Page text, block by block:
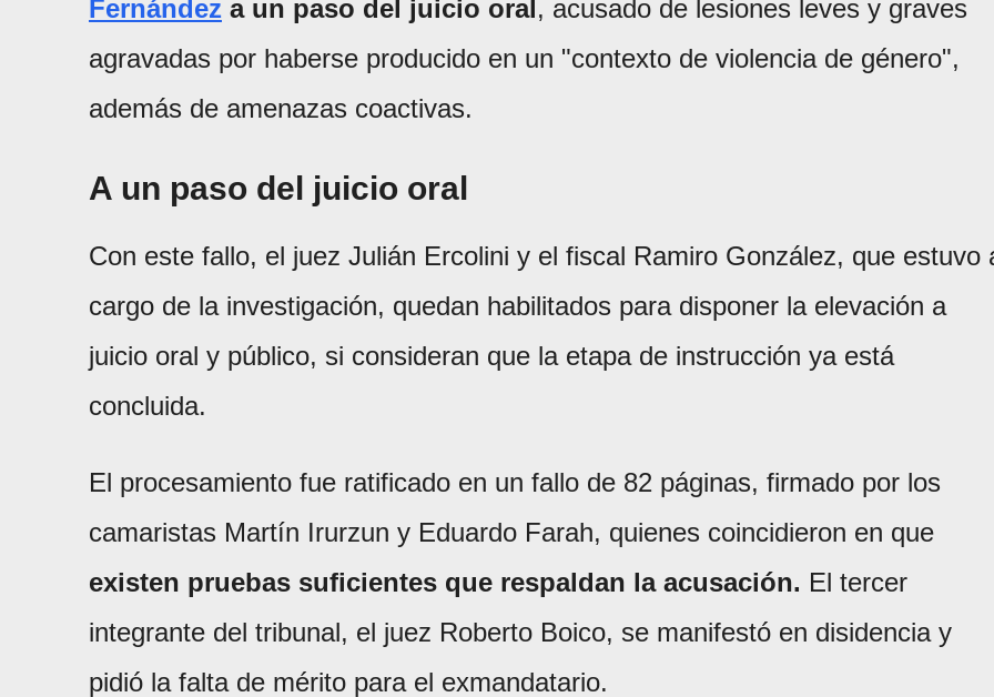
Fernández a un paso del juicio oral, acusado de lesiones leves y graves
agravadas por haberse producido en un "contexto de violencia de género",
además de amenazas coactivas.
A un paso del juicio oral
Con este fallo, el juez Julián Ercolini y el fiscal Ramiro González, que estuvo
cargo de la investigación, quedan habilitados para disponer la elevación a
juicio oral y público, si consideran que la etapa de instrucción ya está
concluida.
El procesamiento fue ratificado en un fallo de 82 páginas, firmado por los
camaristas Martín Irurzun y Eduardo Farah, quienes coincidieron en que
existen pruebas suficientes que respaldan la acusación. El tercer
integrante del tribunal, el juez Roberto Boico, se manifestó en disidencia y
pidió la falta de mérito para el exmandatario.